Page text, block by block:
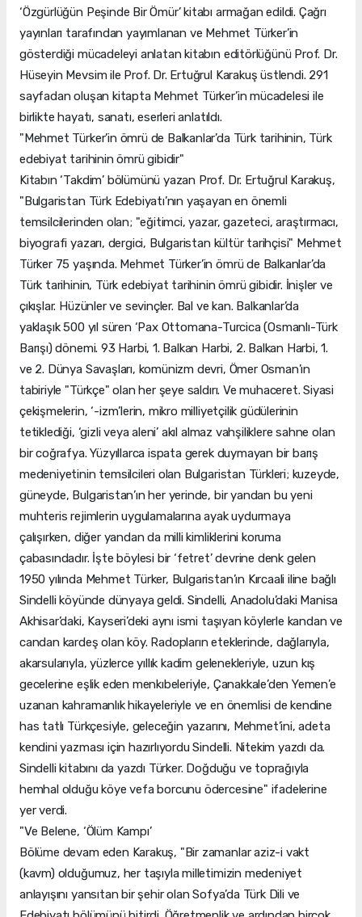
‘Özgürlüğün Peşinde Bir Ömür’ kitabı armağan edildi. Çağrı
yayınları tarafından yayımlanan ve Mehmet Türker’in
gösterdiği mücadeleyi anlatan kitabın editörlüğünü Prof. Dr.
Hüseyin Mevsim ile Prof. Dr. Ertuğrul Karakuş üstlendi. 291
sayfadan oluşan kitapta Mehmet Türker’in mücadelesi ile
birlikte hayatı, sanatı, eserleri anlatıldı.
"Mehmet Türker’in ömrü de Balkanlar’da Türk tarihinin, Türk
edebiyat tarihinin ömrü gibidir"
Kitabın ‘Takdim’ bölümünü yazan Prof. Dr. Ertuğrul Karakuş,
"Bulgaristan Türk Edebiyatı’nın yaşayan en önemli
temsilcilerinden olan; "eğitimci, yazar, gazeteci, araştırmacı,
biyografi yazarı, dergici, Bulgaristan kültür tarihçisi" Mehmet
Türker 75 yaşında. Mehmet Türker’in ömrü de Balkanlar’da
Türk tarihinin, Türk edebiyat tarihinin ömrü gibidir. İnişler ve
çıkışlar. Hüzünler ve sevinçler. Bal ve kan. Balkanlar’da
yaklaşık 500 yıl süren ‘Pax Ottomana-Turcica (Osmanlı-Türk
Barışı) dönemi. 93 Harbi, 1. Balkan Harbi, 2. Balkan Harbi, 1.
ve 2. Dünya Savaşları, komünizm devri, Ömer Osman’ın
tabiriyle "Türkçe" olan her şeye saldırı. Ve muhaceret. Siyasi
çekişmelerin, ‘-izm’lerin, mikro milliyetçilik güdülerinin
tetiklediği, ‘gizli veya aleni’ akıl almaz vahşiliklere sahne olan
bir coğrafya. Yüzyıllarca ispata gerek duymayan bir barış
medeniyetinin temsilcileri olan Bulgaristan Türkleri; kuzeyde,
güneyde, Bulgaristan’ın her yerinde, bir yandan bu yeni
muhteris rejimlerin uygulamalarına ayak uydurmaya
çalışırken, diğer yandan da milli kimliklerini koruma
çabasındadır. İşte böylesi bir ‘fetret’ devrine denk gelen
1950 yılında Mehmet Türker, Bulgaristan’ın Kırcaali iline bağlı
Sindelli köyünde dünyaya geldi. Sindelli, Anadolu’daki Manisa
Akhisar’daki, Kayseri’deki aynı ismi taşıyan köylerle kandan ve
candan kardeş olan köy. Radopların eteklerinde, dağlarıyla,
akarsularıyla, yüzlerce yıllık kadim gelenekleriyle, uzun kış
gecelerine eşlik eden menkıbeleriyle, Çanakkale’den Yemen’e
uzanan kahramanlık hikayeleriyle ve en önemlisi de kendine
has tatlı Türkçesiyle, geleceğin yazarını, Mehmet’ini, adeta
kendini yazması için hazırlıyordu Sindelli. Nitekim yazdı da.
Sindelli kitabını da yazdı Türker. Doğduğu ve toprağıyla
hemhal olduğu köye vefa borcunu ödercesine" ifadelerine
yer verdi.
"Ve Belene, ‘Ölüm Kampı’
Bölüme devam eden Karakuş, "Bir zamanlar aziz-i vakt
(kavm) olduğumuz, her taşıyla milletimizin medeniyet
anlayışını yansıtan bir şehir olan Sofya’da Türk Dili ve